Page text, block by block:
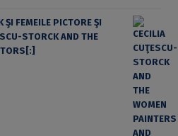
FEMEILE PICTORE ŞI
STORCK AND THE